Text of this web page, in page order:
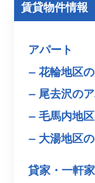
賃貸物件情報
アパート
花輪地区
尾去沢の
毛馬内地
大湯地区
貸家・一軒家